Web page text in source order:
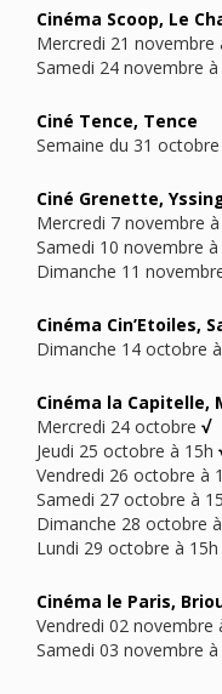
Cinéma Scoop, Le
Mercredi 21 novembre
Samedi 24 novembre à
Ciné Tence, Tence
Semaine du 31 octobre
Ciné Grenette,
Mercredi 7 novembre
Samedi 10 novembre
Dimanche 11
Cinéma Cin’Etoiles,
Dimanche 14 octobre
Cinéma la Capitelle,
Mercredi 24 octobre √
Jeudi 25 octobre à 15h
Vendredi 26 octobre à
Samedi 27 octobre à
Dimanche 28 octobre
Lundi 29 octobre à 15h
Cinéma le Paris,
Vendredi 02 novembre
Samedi 03 novembre à